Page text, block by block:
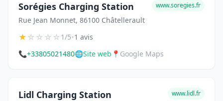
Sorégies Charging Station
Rue Jean Monnet, 86100 Châtellerault
www.soregies.fr
★☆☆☆☆1/5•1 avis
📞+33805021480🌐Site web 📍 Google Maps
Lidl Charging Station www.lidl.fr